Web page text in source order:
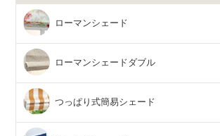
ローマンシェード
ローマンシェードダブル
つっぱり式簡易シェード